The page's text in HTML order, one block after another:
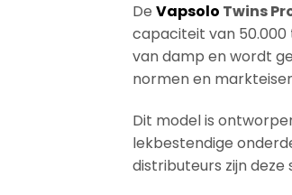
De Vapsolo Twins
capaciteit van
van damp en wordt
normen en
Dit model is
lekbestendige
distributeurs zijn